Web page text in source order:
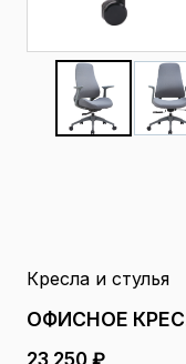
Кресла и стулья
ОФИСНОЕ
23 250 ₽